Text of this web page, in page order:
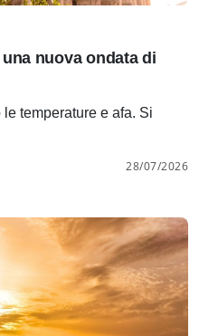
una nuova ondata di
temperature e afa. Si
28/07/2026